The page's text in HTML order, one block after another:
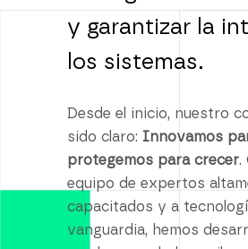
y garantizar la
los sistemas.
Desde el inicio, nuestro
sido claro: Innovamos
protegemos para crecer.
equipo de expertos
capacitados y a
vanguardia, hemos